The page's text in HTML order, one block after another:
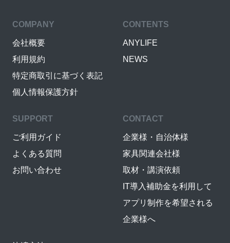
COMPANY
会社概要
利用規約
特定商取引に基づく表記
個人情報保護方針
CONTENTS
ANYLIFE
NEWS
SUPPORT
ご利用ガイド
よくある質問
お問い合わせ
CONTACT
企業様・自治体様
家具関連会社様
取材・講演依頼
IT導入補助金を利用して
アプリ制作を希望される
企業様へ